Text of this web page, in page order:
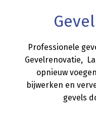
Professionele
Gevelrenovatie,
opnieuw
bijwerken en
gevels